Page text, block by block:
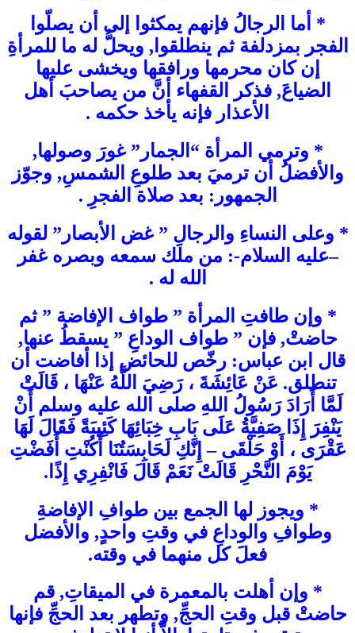
* أما الرجالُ فإنهم يمكثوا إلى أن يصلّوا
الفجر بمزدلفة ثم ينطلقوا, ويحلُّ له ما للمرأةِ
إن كان محرمها ورافقها ويخشى عليها
الضياعَ, فذكر القفهاء أنَّ من يصاحبَ أهل
الأعذار فإنه يأخذ حكمه .
* وترمي المرأة “الجمار” غورَ وصولها,
والأفضلُ أن ترميَ بعد طلوعِ الشمسِ, وجوّز
الجمهور: بعد صلاة الفجرِ .
* وعلى النساءِ والرجالِ ” غض الأبصار” لقوله
–عليه السلام-: من ملك سمعه وبصره غفر
الله له .
* وإن طافتِ المرأة ” طواف الإفاضة ” ثم
حاضتْ, فإن ” طواف الوداعِ ” يسقطُ عنها,
قال ابن عباس: رخّص للحائض إذا أفاضت أن
تنطلق. عَنْ عَائِشَةَ ، رَضِيَ اللَّهُ عَنْهَا ، قَالَتْ
لَمَّا أَرَادَ رَسُولُ اللهِ صلى الله عليه وسلم أَنْ
يَنْفِرَ إِذَا صَفِيَّةُ عَلَى بَابِ خِبَائِهَا كَئِيبَةً فَقَالَ لَهَا
عَقْرَى ، أَوْ حَلْقَى – إِنَّكِ لَحَابِسَتُنَا أَكُنْتِ أَفَضْتِ
يَوْمَ النَّحْرِ قَالَتْ نَعَمْ قَالَ فَانْفِرِي إِذًا.
* ويجوز لها الجمع بين طوافِ الإفاضةِ
وطوافِ والوداعِ في وقتِ واحدٍ, والأفضل
فعلَ كل منهما في وقته.
* وإن أهلت بالمعمرة في الميقاتِ, قم
حاضتْ قبل وقتِ الحجِّ, وتطهر بعد الحجِّ فإنها